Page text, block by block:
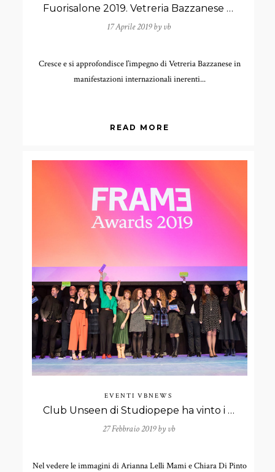
Fuorisalone 2019. Vetreria Bazzanese presente con collaborazioni di rilievo
17 Aprile 2019 by vb
Cresce e si approfondisce l’impegno di Vetreria Bazzanese in
manifestazioni internazionali inerenti...
READ MORE
EVENTI VBNEWS
Club Unseen di Studiopepe ha vinto i Frame Awards 2019!
27 Febbraio 2019 by vb
Nel vedere le immagini di Arianna Lelli Mami e Chiara Di Pinto